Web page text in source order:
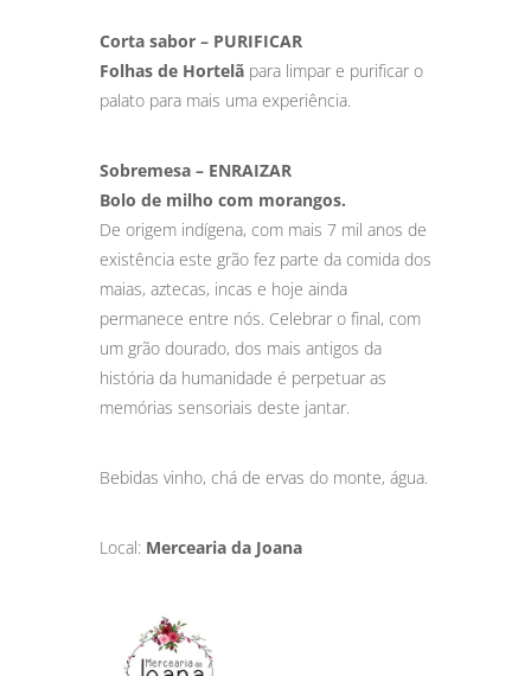
Corta sabor – PURIFICAR
Folhas de Hortelã para limpar e purificar o
palato para mais uma experiência.
Sobremesa – ENRAIZAR
Bolo de milho com morangos.
De origem indígena, com mais 7 mil anos de
existência este grão fez parte da comida dos
maias, aztecas, incas e hoje ainda
permanece entre nós. Celebrar o final, com
um grão dourado, dos mais antigos da
história da humanidade é perpetuar as
memórias sensoriais deste jantar.
Bebidas vinho, chá de ervas do monte, água.
Local: Mercearia da Joana